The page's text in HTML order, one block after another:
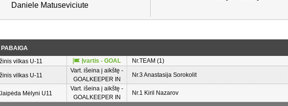
Daniele Matuseviciute
vilkas U-11 Įvartis - GOAL Nr.TEAM (1)
vilkas U-11
Vart. išeina į aikštę -
GOALKEEPER IN
Nr.3 Anastasija Sorokolit
Mėlyni U11
Vart. išeina į aikštę -
GOALKEEPER IN
Nr.1 Kiril Nazarov